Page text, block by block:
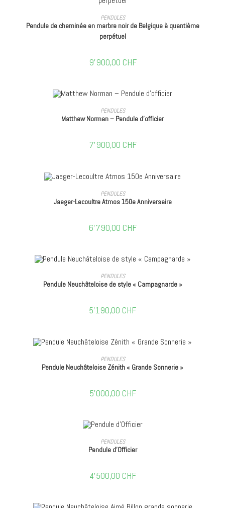
AJOUTER AU PANIER
PENDULES
Pendule de cheminée en marbre noir de Belgique à quantième
perpétuel
9'900,00 CHF
AJOUTER AU PANIER
PENDULES
Matthew Norman – Pendule d’officier
7'900,00 CHF
AJOUTER AU PANIER
PENDULES
Jaeger-Lecoultre Atmos 150e Anniversaire
6'790,00 CHF
AJOUTER AU PANIER
PENDULES
Pendule Neuchâteloise de style « Campagnarde »
5'190,00 CHF
AJOUTER AU PANIER
PENDULES
Pendule Neuchâteloise Zénith « Grande Sonnerie »
5'000,00 CHF
AJOUTER AU PANIER
PENDULES
Pendule d’Officier
4'500,00 CHF